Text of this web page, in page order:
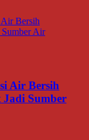
Air Bersih
Sumber